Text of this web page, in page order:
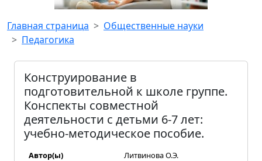
Главная страница
Общественные науки
Педагогика
Конструирование в
подготовительной к школе группе.
Конспекты совместной
деятельности с детьми 6-7 лет:
учебно-методическое пособие.
Автор(ы)
Литвинова О.Э.